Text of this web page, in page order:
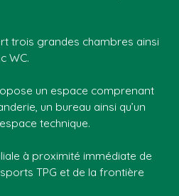
trois grandes chambres ainsi
WC.
un espace comprenant
un bureau ainsi qu’un
technique.
à proximité immédiate de
TPG et de la frontière